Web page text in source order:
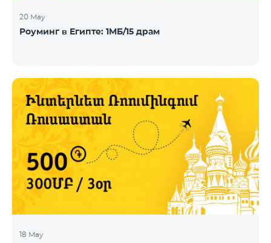
20 May
Роуминг в Египте: 1МБ/15 драм
18 May